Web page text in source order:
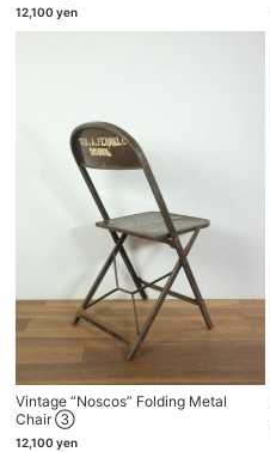
12,100 yen
Vintage “Noscos” Folding Metal
Chair ③
12,100 yen